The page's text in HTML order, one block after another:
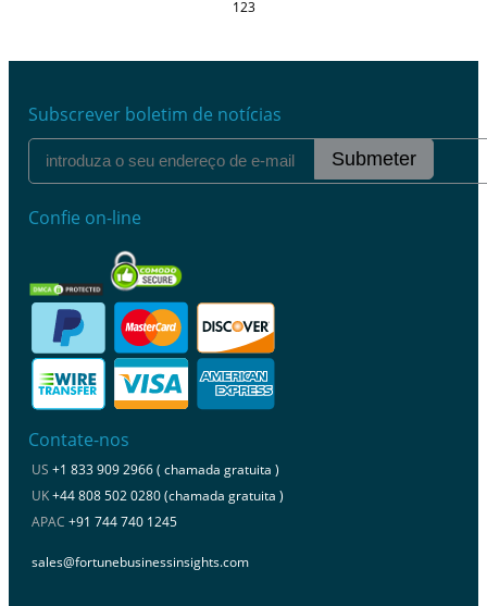
123
Subscrever boletim de notícias
Submeter
Confie on-line
Contate-nos
US +1 833 909 2966 ( chamada gratuita )
UK+44 808 502 0280 (chamada gratuita )
APAC +91 744 740 1245
sales@fortunebusinessinsights.com